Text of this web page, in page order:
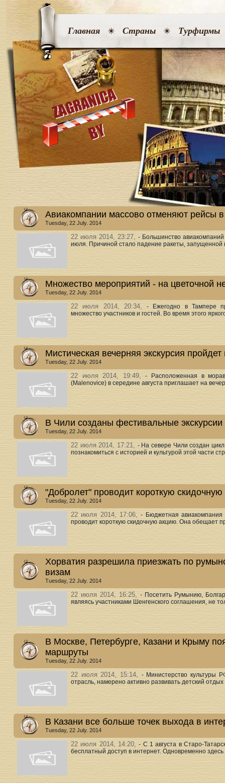
Главная Страны Турфирмы
Авиакомпании массово отменяют рейсы
Tuesday, 22 July. 2014
22 июля 2014, 23:27, - Большинство
июля. Причиной стало падение ракеты, запущенной
Множество мероприятий - на цветочной
Tuesday, 22 July. 2014
22 июля 2014, 20:34,- Ежегодно в Тампере
множество участников и гостей. Во время этого
Мистическая вечерняя экскурсия
Tuesday, 22 July. 2014
22 июля 2014, 19:49,- Расположенная в
(Malenovice) в середине августа приглашает на
В Чили созданы фестивальные экскурсии
Tuesday, 22 July. 2014
22 июля 2014, 17:21, - На севере Чили создан
познакомиться с историей и культурой этой части
"Добролет" проводит короткую
Tuesday, 22 July. 2014
22 июля 2014, 17:06,- Бюджетная авиакомпания
проводит короткую скидочную акцию. Она обещает
Хорватия разрешила приезжать по
визам
Tuesday, 22 July. 2014
22 июля 2014, 16:25, - Посетить Румынию,
являясь участниками Шенгенского соглашения, не
В Москве, Петербурге, Казани и Крыму
маршруты
Tuesday, 22 July. 2014
22 июля 2014, 15:14, - Министерство культуры
отрасль, намерено активно развивать детский
В Казани все больше точек выхода в
Tuesday, 22 July. 2014
22 июля 2014, 14:20,- С 1 августа в Старо-
бесплатный доступ в интернет. Одновременно